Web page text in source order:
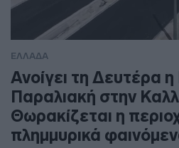
ΕΛΛΑΔΑ
Ανοίγει τη Δευτέρα
Παραλιακή στην
Θωρακίζεται η
πλημμυρικά